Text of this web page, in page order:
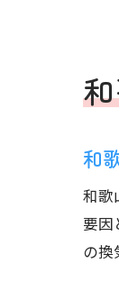
和
和歌
要因
の換